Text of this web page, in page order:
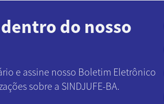
do nosso
e assine nosso Boletim Eletrônico
sobre a SINDJUFE-BA.